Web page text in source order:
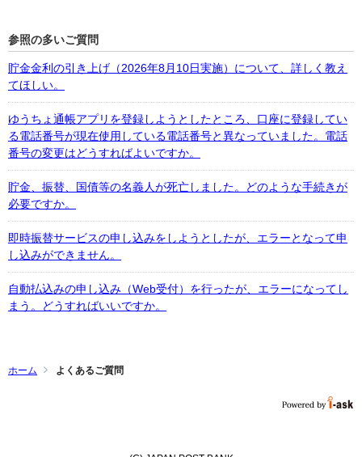
参照の多いご質問
貯金金利の引き上げ（2026年8月10日実施）について、詳しく教え
てほしい。
ゆうちょ通帳アプリを登録しようとしたところ、口座に登録してい
る電話番号が現在使用している電話番号と異なっていました。電話
番号の変更はどうすればよいですか。
貯金、振替、国債等の名義人が死亡しました。どのような手続きが
必要ですか。
即時振替サービスの申し込みをしようとしたが、エラーとなって申
し込みができません。
自動払込みの申し込み（Web受付）を行ったが、エラーになってし
まう。どうすればいいですか。
ホーム よくあるご質問